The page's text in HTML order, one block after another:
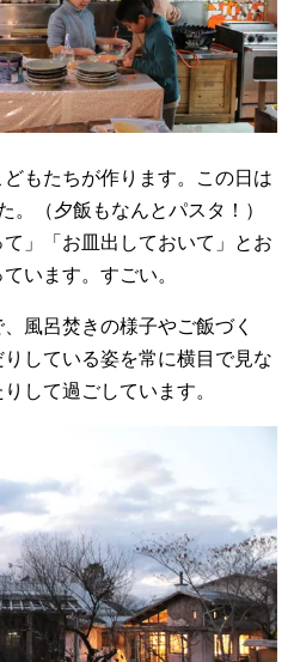
もたちが作ります。この日は
。（夕飯もなんとパスタ！）
て」「お皿出しておいて」とお
います。すごい。
風呂焚きの様子やご飯づく
している姿を常に横目で見な
して過ごしています。